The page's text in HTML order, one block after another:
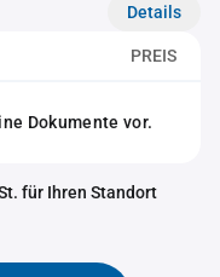
Details
PREIS
Dokumente vor.
für Ihren Standort